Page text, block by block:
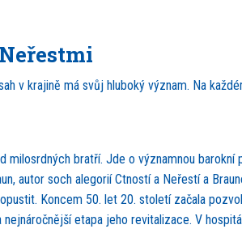
v krajině má svůj hluboký význam. Na
bratří. Jde o významnou barokní
autor soch alegorií Ctností a Neřestí a
Koncem 50. let 20. století začala
etapa jeho revitalizace. V